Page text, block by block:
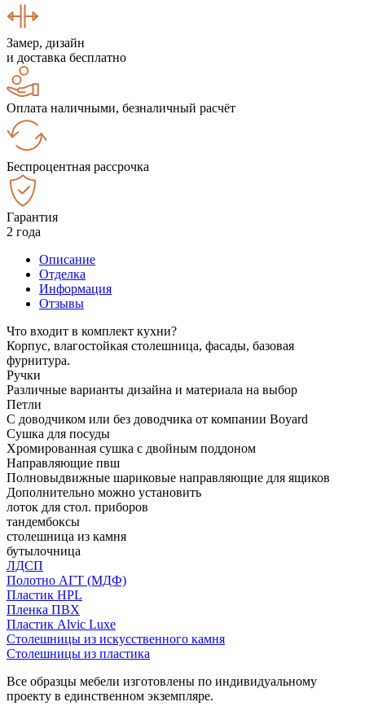
Замер, дизайн
и доставка бесплатно
Оплата наличными, безналичный расчёт
Беспроцентная рассрочка
Гарантия
2 года
Описание
Отделка
Информация
Отзывы
Что входит в комплект кухни?
Корпус, влагостойкая столешница, фасады, базовая
фурнитура.
Ручки
Различные варианты дизайна и материала на выбор
Петли
С доводчиком или без доводчика от компании Boyard
Сушка для посуды
Хромированная сушка с двойным поддоном
Направляющие пвш
Полновыдвижные шариковые направляющие для ящиков
Дополнительно можно установить
лоток для стол. приборов
тандембоксы
столешница из камня
бутылочница
ЛДСП
Полотно АГТ (МДФ)
Пластик HPL
Пленка ПВХ
Пластик Alvic Luxe
Столешницы из искусственного камня
Столешницы из пластика
Все образцы мебели изготовлены по индивидуальному
проекту в единственном экземпляре.